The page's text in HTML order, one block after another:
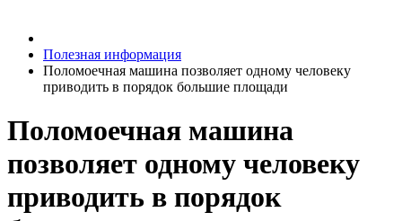
Полезная информация
Поломоечная машина позволяет одному человеку
приводить в порядок большие площади
Поломоечная машина
позволяет одному человеку
приводить в порядок